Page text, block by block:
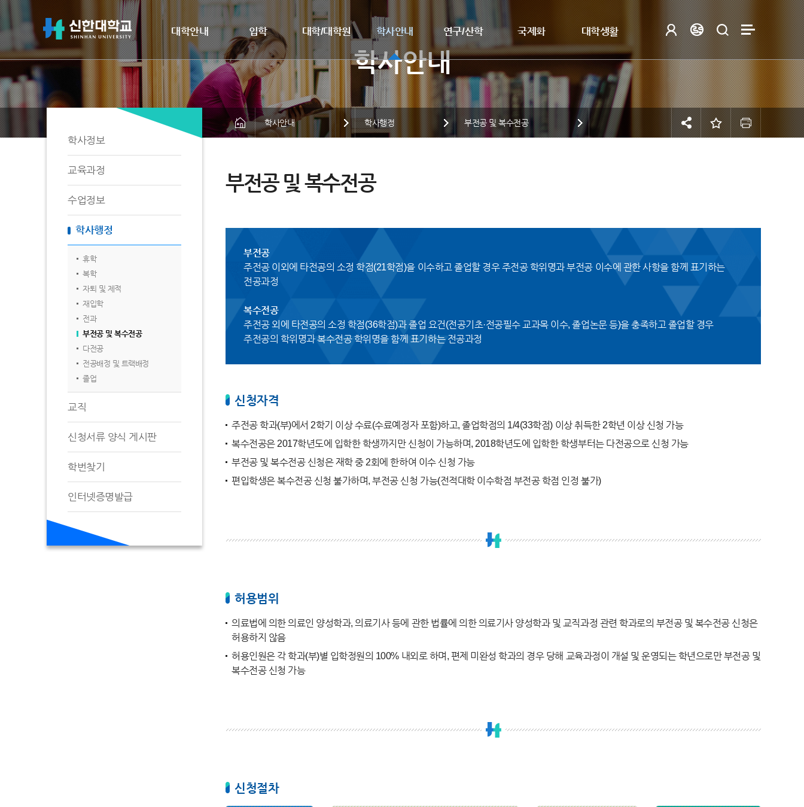
대학안내 입학 대학/대학원 학사안내 연구/산학 국제화 대학생활
학사정보
교육과정
수업정보
학사행정
휴학
복학
자퇴 및 제적
재입학
전과
부전공 및 복수전공
다전공
전공배정 및 트랙배정
졸업
교직
신청서류 양식 게시판
학번찾기
인터넷증명발급
학사안내 학사행정 부전공 및 복수전공
부전공 및 복수전공
부전공
주전공 이외에 타전공의 소정 학점(21학점)을 이수하고 졸업할 경우 주전공 학위명과 부전공 이수에 관한 사항을 함께 표기하는
전공과정
복수전공
주전공 외에 타전공의 소정 학점(36학점)과 졸업 요건(전공기초·전공필수 교과목 이수, 졸업논문 등)을 충족하고 졸업할 경우
주전공의 학위명과 복수전공 학위명을 함께 표기하는 전공과정
신청자격
주전공 학과(부)에서 2학기 이상 수료(수료예정자 포함)하고, 졸업학점의 1/4(33학점) 이상 취득한 2학년 이상 신청 가능
복수전공은 2017학년도에 입학한 학생까지만 신청이 가능하며, 2018학년도에 입학한 학생부터는 다전공으로 신청 가능
부전공 및 복수전공 신청은 재학 중 2회에 한하여 이수 신청 가능
편입학생은 복수전공 신청 불가하며, 부전공 신청 가능(전적대학 이수학점 부전공 학점 인정 불가)
허용범위
의료법에 의한 의료인 양성학과, 의료기사 등에 관한 법률에 의한 의료기사 양성학과 및 교직과정 관련 학과로의 부전공 및 복수전공 신청은
허용하지 않음
허용인원은 각 학과(부)별 입학정원의 100% 내외로 하며, 편제 미완성 학과의 경우 당해 교육과정이 개설 및 운영되는 학년으로만 부전공 및
복수전공 신청 가능
신청절차